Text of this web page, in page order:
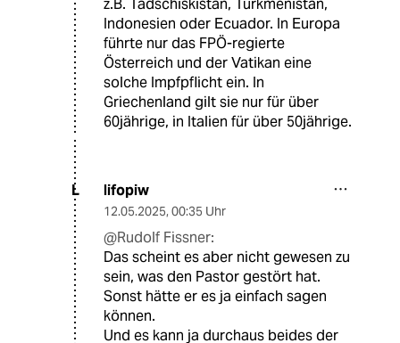
Indonesien oder Ecuador. In Europa
führte nur das FPÖ-regierte
Österreich und der Vatikan eine
solche Impfpflicht ein. In
Griechenland gilt sie nur für über
60jährige, in Italien für über 50jährige.
L lifopiw
12.05.2025, 00:35 Uhr
@Rudolf Fissner:
Das scheint es aber nicht gewesen zu
sein, was den Pastor gestört hat.
Sonst hätte er es ja einfach sagen
können.
Und es kann ja durchaus beides der